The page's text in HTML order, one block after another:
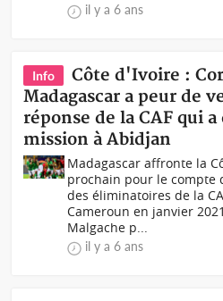
il y a 6 ans
Info
Côte d'Ivoire :
Madagascar a peur de
réponse de la CAF qui
mission à Abidjan
Madagascar affronte la
prochain pour le compte
des éliminatoires de la
Cameroun en janvier
Malgache p...
il y a 6 ans